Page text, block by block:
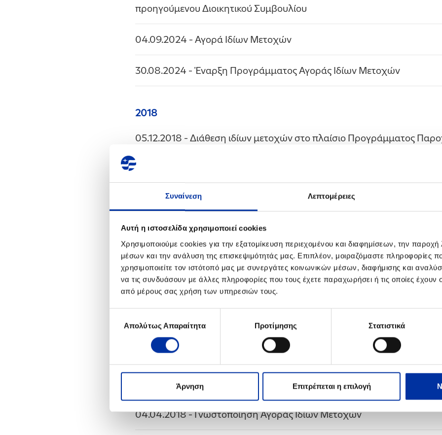
Συναίνεση Λεπτομέρειες
Αυτή η ιστοσελίδα χρησιμοποιεί cookies
Χρησιμοποιούμε cookies για την εξατομίκευση περιεχομένου και διαφημίσεων, την παροχή
μέσων και την ανάλυση της επισκεψιμότητάς μας. Επιπλέον, μοιραζόμαστε πληροφορίες
χρησιμοποιείτε τον ιστότοπό μας με συνεργάτες κοινωνικών μέσων, διαφήμισης και
να τις συνδυάσουν με άλλες πληροφορίες που τους έχετε παραχωρήσει ή τις οποίες έχουν
από μέρους σας χρήση των υπηρεσιών τους.
συγκατάθεσης
Απολύτως Απαραίτητα Προτίμησης Στατιστικά
Άρνηση Επιτρέπεται η επιλογή
προηγούμενου Διοικητικού Συμβουλίου
04.09.2024 - Αγορά Ιδίων Μετοχών
30.08.2024 - Έναρξη Προγράμματος Αγοράς Ιδίων Μετοχών
2018
05.12.2018 - Διάθεση ιδίων μετοχών στο πλαίσιο Προγράμματος
04.12.2018- Γνωστοποίηση Αγοράς Ιδίων Μετοχών
04.10.2018- Διάθεση ιδίων μετοχών στο πλαίσιο Προγράμματος
Δικαιωμάτων Προαίρεσης Αγοράς Μετοχών
03.10.2018- Γνωστοποίηση Αγοράς Ιδίων Μετοχών
06.07.2018- Διάθεση ιδίων μετοχών στο πλαίσιο Προγράμματος
Δικαιωμάτων Προαίρεσης Αγοράς Μετοχών
04.07.2018 - Γνωστοποίηση Αγοράς Ιδίων Μετοχών
10.04.2018- Διάθεση ιδίων μετοχών στο πλαίσιο Προγράμματος
Δικαιωμάτων Προαίρεσης Αγοράς Μετοχών
04.04.2018- Γνωστοποίηση Αγοράς Ιδίων Μετοχών